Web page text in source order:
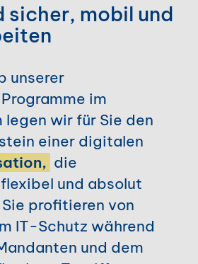
sicher, mobil und
unserer
im
legen wir für Sie den
einer digitalen
die
und absolut
profitieren von
IT-Schutz während
und dem